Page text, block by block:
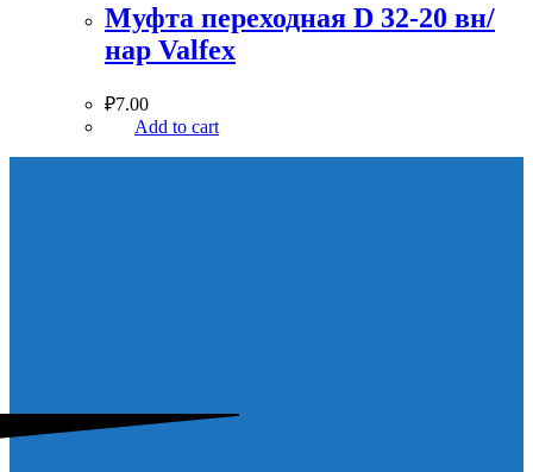
Муфта переходная D 32-20 вн/
нар Valfex
₽7.00
Add to cart